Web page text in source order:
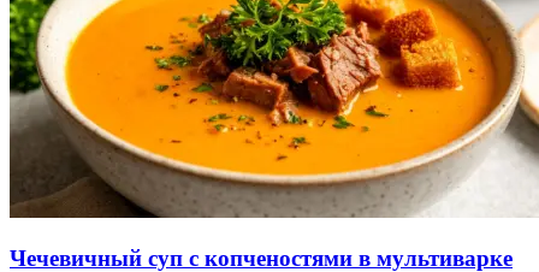
Чечевичный суп с копченостями в мультиварке